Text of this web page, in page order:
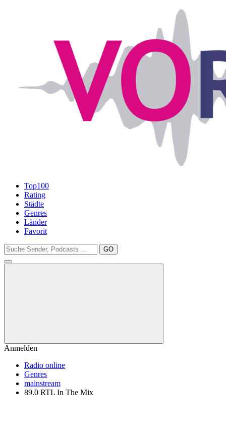
Top100
Rating
Städte
Genres
Länder
Favorit
GO
Anmelden
Radio online
Genres
mainstream
89.0 RTL In The Mix